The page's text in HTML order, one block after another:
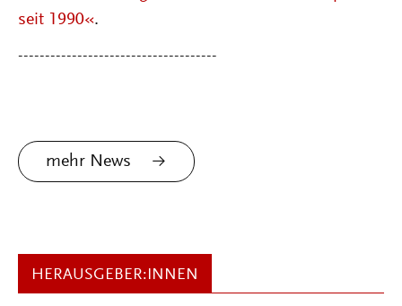
seit 1990«.
-------------------------------------
mehr News
HERAUSGEBER:INNEN